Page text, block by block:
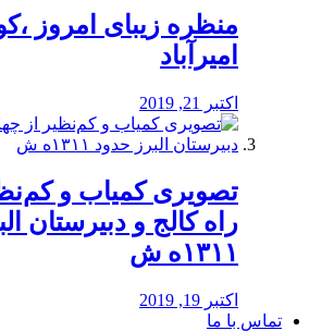
منظره‌‌ زیبای امروز
امیرآباد
اکتبر 21, 2019
️تصویری کمیاب و
راه كالج و دبيرستان
۱۳۱۱ه ش
اکتبر 19, 2019
تماس با ما